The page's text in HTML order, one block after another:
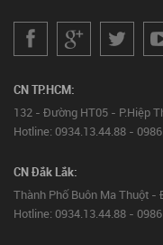
CN TP.HCM:
132 - Đường HT05 - P.Hiệp
Hotline: 0934.13.44.88 -
CN Đắk Lắk:
Thành Phố Buôn Ma Thuột -
Hotline: 0934.13.44.88 -